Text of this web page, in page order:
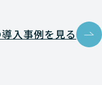
入事例を見る